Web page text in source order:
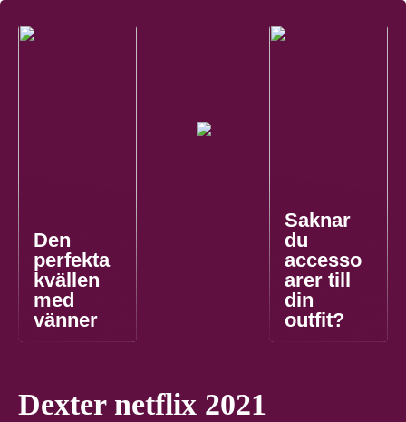
Den
perfekta
kvällen
med
vänner
Saknar
du
accesso
arer till
din
outfit?
Dexter netflix 2021